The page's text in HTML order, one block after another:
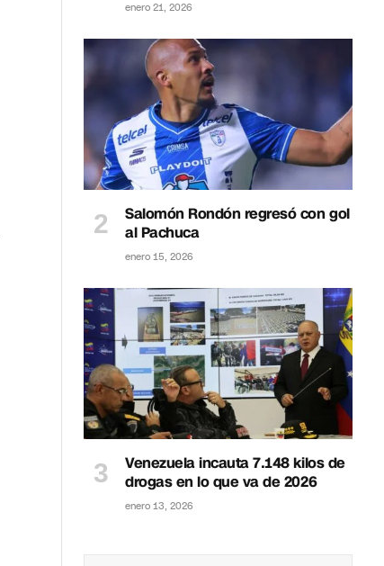
enero 21, 2026
Salomón Rondón regresó con gol
al Pachuca
enero 15, 2026
Venezuela incauta 7.148 kilos de
drogas en lo que va de 2026
enero 13, 2026